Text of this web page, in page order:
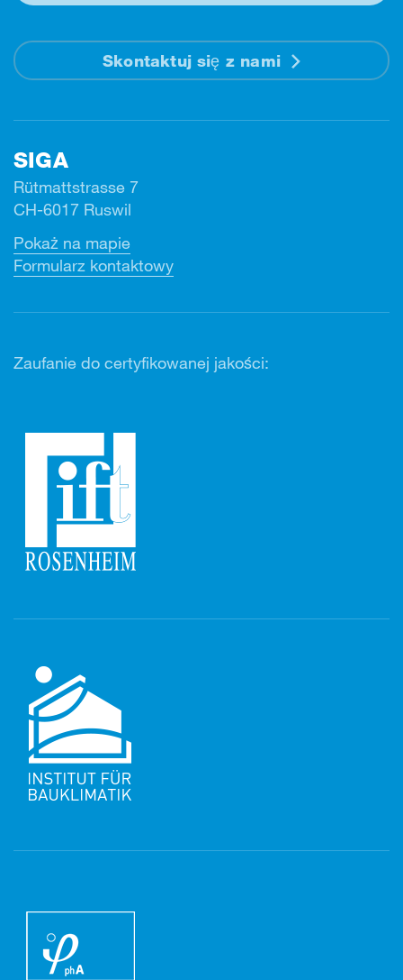
Skontaktuj się z nami
SIGA
Rütmattstrasse 7
CH-6017 Ruswil
Pokaż na mapie
Formularz kontaktowy
Zaufanie do certyfikowanej jakości: